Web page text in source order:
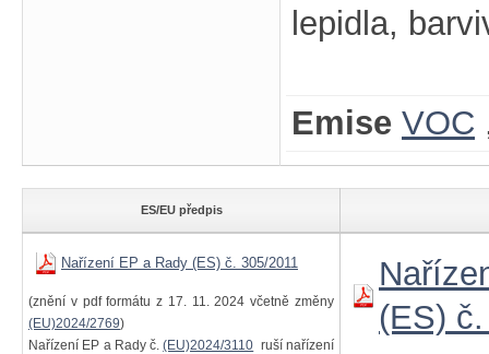
lepidla,
Emise VOC
ES/EU předpis
Nařízení EP a Rady (ES) č. 305/2011
(znění v pdf formátu z 17. 11. 2024 včetně změny
(EU)2024/2769)
Nařízení EP a Rady č.(EU)2024/3110 ruší nařízení
(ES)